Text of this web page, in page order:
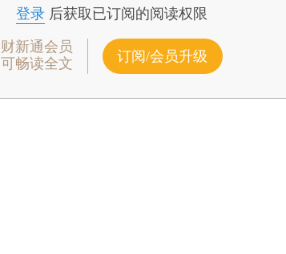
登录后获取已订阅的阅读权限
财新通会员
可畅读全文
订阅/会员升级